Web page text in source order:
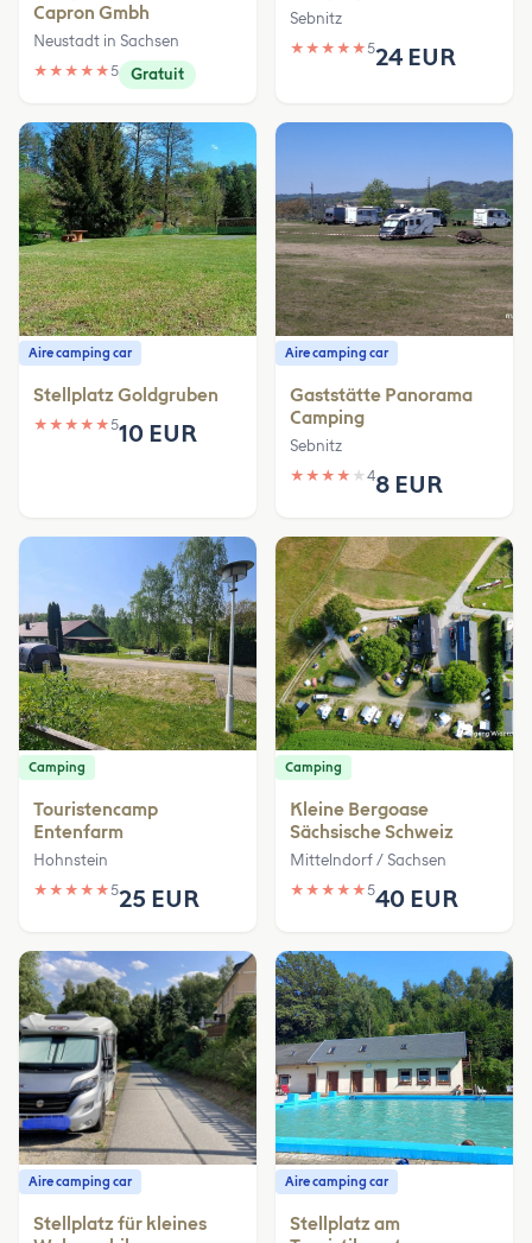
Capron Gmbh
Neustadt in Sachsen
★ ★ ★ ★ ★5 Gratuit
Sebnitz
★ ★ ★ ★ ★524 EUR
Aire camping car
Stellplatz Goldgruben
★ ★ ★ ★ ★510 EUR
Aire camping car
Gaststätte Panorama
Camping
Sebnitz
★ ★ ★ ★ ★ 48 EUR
Camping
Touristencamp
Entenfarm
Hohnstein
★ ★ ★ ★ ★525 EUR
Camping
Kleine Bergoase
Sächsische Schweiz
Mittelndorf / Sachsen
★ ★ ★ ★ ★540 EUR
Aire camping car
Stellplatz für kleines
Aire camping car
Stellplatz am